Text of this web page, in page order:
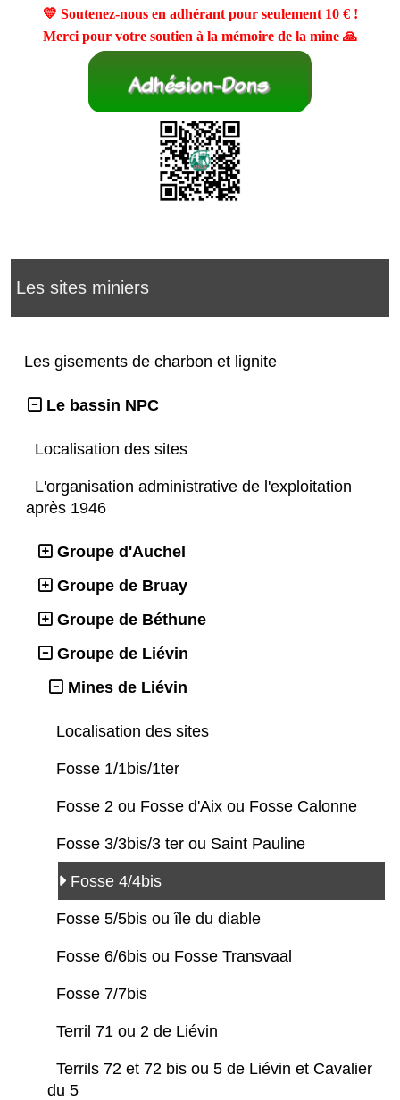
💛 Soutenez-nous en adhérant pour seulement 10 €!
Merci pour votre soutien à la mémoire de la mine 🙏
Les sites miniers
Les gisements de charbon et lignite
Le bassin NPC
Localisation des sites
L'organisation administrative de l'exploitation
après 1946
Groupe d'Auchel
Groupe de Bruay
Groupe de Béthune
Groupe de Liévin
Mines de Liévin
Localisation des sites
Fosse 1/1bis/1ter
Fosse 2 ou Fosse d'Aix ou Fosse Calonne
Fosse 3/3bis/3 ter ou Saint Pauline
Fosse 4/4bis
Fosse 5/5bis ou île du diable
Fosse 6/6bis ou Fosse Transvaal
Fosse 7/7bis
Terril 71 ou 2 de Liévin
Terrils 72 et 72 bis ou 5 de Liévin et Cavalier
du 5